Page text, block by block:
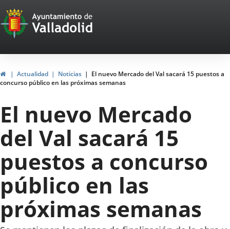
Portal
Web
del
Ayuntamiento
de
Valladolid
InicioActualidad Noticias
El nuevo Mercado del Val sacará 15 puestos a
concurso público en las próximas semanas
El nuevo Mercado
del Val sacará 15
puestos a concurso
público en las
próximas semanas